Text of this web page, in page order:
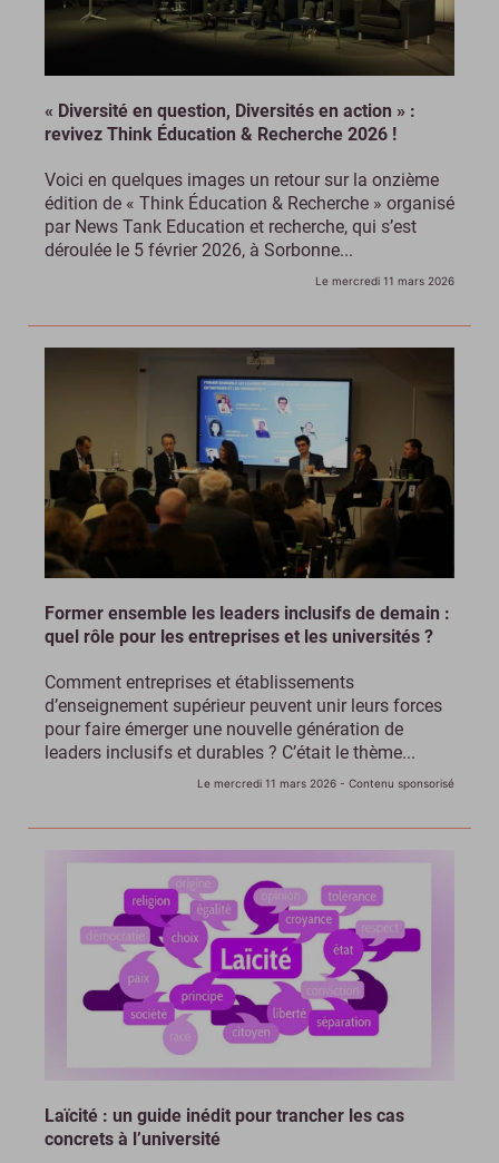
« Diversité en question, Diversités en action » :
revivez Think Éducation & Recherche 2026 !
Voici en quelques images un retour sur la onzième
édition de « Think Éducation & Recherche » organisé
par News Tank Education et recherche, qui s’est
déroulée le 5 février 2026, à Sorbonne...
Le mercredi 11 mars 2026
Former ensemble les leaders inclusifs de demain :
quel rôle pour les entreprises et les universités ?
Comment entreprises et établissements
d’enseignement supérieur peuvent unir leurs forces
pour faire émerger une nouvelle génération de
leaders inclusifs et durables ? C’était le thème...
Le mercredi 11 mars 2026 - Contenu sponsorisé
Laïcité : un guide inédit pour trancher les cas
concrets à l’université